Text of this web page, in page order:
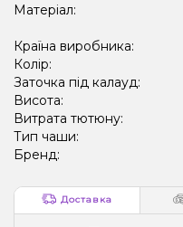
Матеріал:
Країна виробника:
Колір:
Заточка під калауд:
Висота:
Витрата тютюну:
Тип чаши:
Бренд:
Доставка